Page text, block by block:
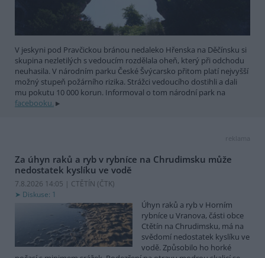
V jeskyni pod Pravčickou bránou nedaleko Hřenska na Děčínsku si
skupina nezletilých s vedoucím rozdělala oheň, který při odchodu
neuhasila. V národním parku České Švýcarsko přitom platí nejvyšší
možný stupeň požárního rizika. Strážci vedoucího dostihli a dali
mu pokutu 10 000 korun. Informoval o tom národní park na
facebooku.
reklama
Za úhyn raků a ryb v rybníce na Chrudimsku může
nedostatek kyslíku ve vodě
7.8.2026 14:05 | CTĚTÍN (ČTK)
Diskuse: 1
Úhyn raků a ryb v Horním
rybníce u Vranova, části obce
Ctětín na Chrudimsku, má na
svědomí nedostatek kyslíku ve
vodě. Způsobilo ho horké